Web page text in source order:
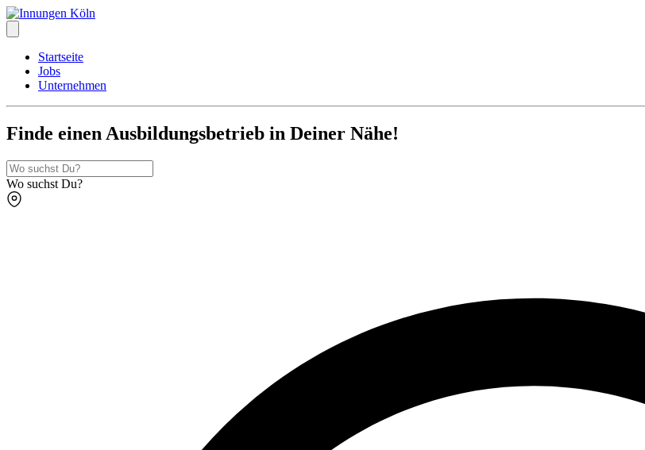
Startseite
Jobs
Unternehmen
Finde einen Ausbildungsbetrieb in Deiner Nähe!
Wo suchst Du?